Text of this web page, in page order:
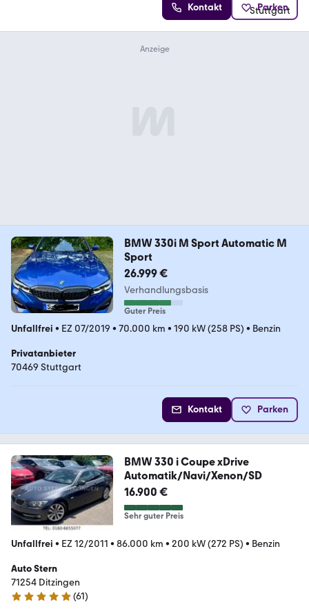
Kontakt Parken
BMW 330i M Sport Automatic M
Sport
26.999 €
Verhandlungsbasis
Guter Preis
Unfallfrei • EZ 07/2019 • 70.000 km • 190 kW (258 PS) • Benzin
Privatanbieter
70469 Stuttgart
Kontakt Parken
BMW 330 i Coupe xDrive
Automatik/Navi/Xenon/SD
16.900 €
Sehr guter Preis
Unfallfrei • EZ 12/2011 • 86.000 km • 200 kW (272 PS) • Benzin
Auto Stern
71254 Ditzingen
5 Sterne
(61)